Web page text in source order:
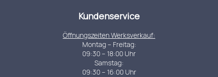
Kundenservice
Öffnungszeiten Werksverkauf:
Montag – Freitag:
09:30 – 18:00 Uhr
Samstag:
09:30 – 16:00 Uhr